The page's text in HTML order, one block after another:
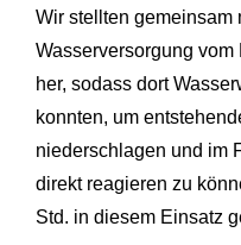
Wir stellten gemeinsam
Wasserversorgung
her, sodass dort
konnten, um
niederschlagen und im
direkt reagieren zu
Std. in diesem Einsatz